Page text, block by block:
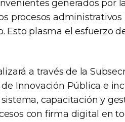
generados por
procesos administrativos
Esto plasma el esfuerzo
a través de la
Innovación Pública e
capacitación y
con firma digital en